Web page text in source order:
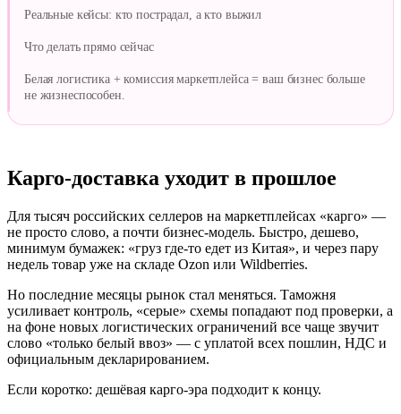
Карго-доставка уходит в прошлое
Для тысяч российских селлеров на маркетплейсах «карго» —
не просто слово, а почти бизнес-модель. Быстро, дешево,
минимум бумажек: «груз где-то едет из Китая», и через пару
недель товар уже на складе Ozon или Wildberries.
Но последние месяцы рынок стал меняться. Таможня
усиливает контроль, «серые» схемы попадают под проверки, а
на фоне новых логистических ограничений все чаще звучит
слово «только белый ввоз» — с уплатой всех пошлин, НДС и
официальным декларированием.
Если коротко: дешёвая карго-эра подходит к концу.
Реальные кейсы: кто пострадал, а кто выжил
Что делать прямо сейчас
Белая логистика + комиссия маркетплейса = ваш бизнес больше
не жизнеспособен.